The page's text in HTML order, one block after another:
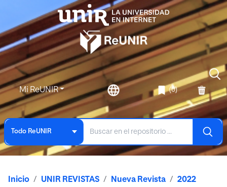
Mi ReUNIR (0)
Todo ReUNIR
Inicio UNIR REVISTAS Nueva Revista
2022